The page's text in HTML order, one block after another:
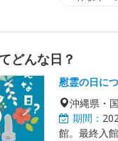
どんな日？
慰霊の日に
沖縄県・
期間：
館。最終入